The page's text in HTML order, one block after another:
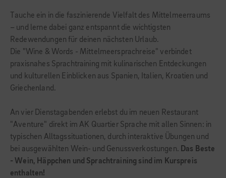
Tauche ein in die faszinierende Vielfalt des Mittelmeerraums
– und lerne dabei ganz entspannt die wichtigsten
Redewendungen für deinen nächsten Urlaub.
Die "Wine & Words - Mittelmeersprachreise" verbindet
praxisnahes Sprachtraining mit kulinarischen Entdeckungen
und kulturellen Einblicken aus Spanien, Italien, Kroatien und
Griechenland.
An vier Dienstagabenden erlebst du im neuen Restaurant
"Aventure" direkt im AK Quartier Sprache mit allen Sinnen: in
typischen Alltagssituationen, durch interaktive Übungen und
bei ausgewählten Wein- und Genussverkostungen. Das Beste
- Wein, Häppchen und Sprachtraining sind im Kurspreis
enthalten!